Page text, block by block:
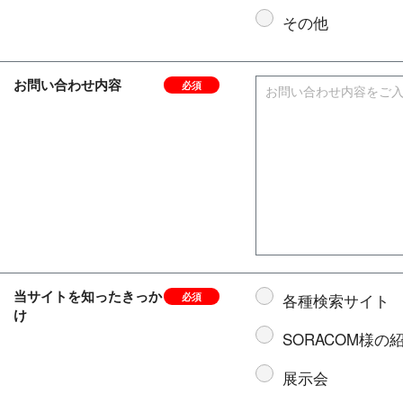
その他
お問い合わせ内容 必須
当サイトを知ったきっか
け
必須
各種検索サイト
SORACOM様の
展示会